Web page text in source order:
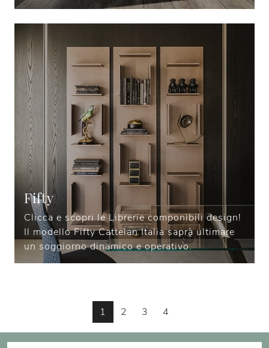
Fifty
Clicca e scopri le Librerie componibili design!
Il modello Fifty Cattelan Italia saprà ultimare
un soggiorno dinamico e operativo.
1 2 3 4